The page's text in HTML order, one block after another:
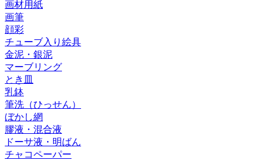
画材用紙
画筆
顔彩
チューブ入り絵具
金泥・銀泥
マーブリング
とき皿
乳鉢
筆洗（ひっせん）
ぼかし網
膠液・混合液
ドーサ液・明ばん
チャコペーパー